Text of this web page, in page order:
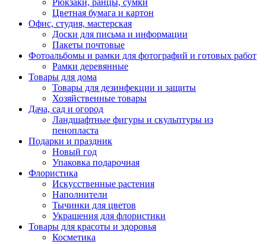
Рюкзаки, ранцы, сумки
Цветная бумага и картон
Офис, студия, мастерская
Доски для письма и информации
Пакеты почтовые
Фотоальбомы и рамки для фотографий и готовых работ
Рамки деревянные
Товары для дома
Товары для дезинфекции и защиты
Хозяйственные товары
Дача, сад и огород
Ландшафтные фигуры и скульптуры из
пенопласта
Подарки и праздник
Новый год
Упаковка подарочная
Флористика
Искусственные растения
Наполнители
Тычинки для цветов
Украшения для флористики
Товары для красоты и здоровья
Косметика